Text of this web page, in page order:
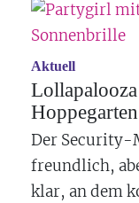
Aktuell
Hoppegarten
Der Security-
freundlich,
klar, an dem